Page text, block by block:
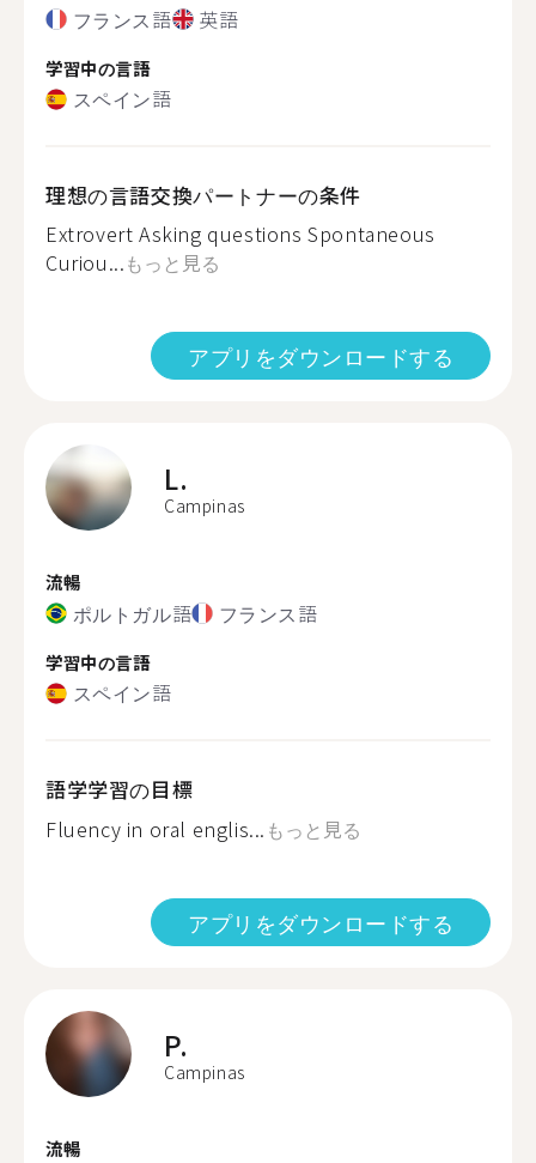
フランス語 英語
学習中の言語
スペイン語
理想の言語交換パートナーの条件
Extrovert Asking questions Spontaneous
Curiou...もっと見る
アプリをダウンロードする
L.
Campinas
流暢
ポルトガル語 フランス語
学習中の言語
スペイン語
語学学習の目標
Fluency in oral englis... もっと見る
アプリをダウンロードする
P.
Campinas
流暢